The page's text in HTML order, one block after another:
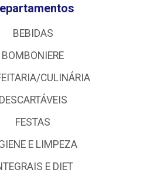
BEBIDAS
BOMBONIERE
CULINÁRIA
DESCARTÁVEIS
FESTAS
E LIMPEZA
E DIET